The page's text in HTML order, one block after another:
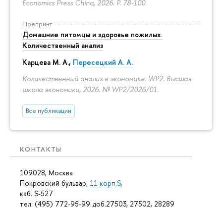
Economics Press China, 2026. P. 78-100.
Препринт
Домашние питомцы и здоровье пожилых.
Количественный анализ
Карцева М. А., Пересецкий А. А.
Количественный анализ в экономике. WP2. Высшая
школа экономики, 2026. № WP2/2026/01.
Все публикации
КОНТАКТЫ
109028, Москва
Покровский бульвар, 11 корп.S,
каб. S-527
тел: (495) 772-95-99 доб.27503, 27502, 28289